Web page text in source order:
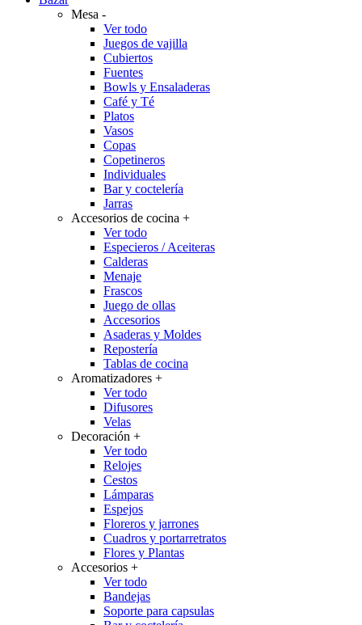
Mesa -
Ver todo
Juegos de vajilla
Cubiertos
Fuentes
Bowls y Ensaladeras
Café y Té
Platos
Vasos
Copas
Copetineros
Individuales
Bar y coctelería
Jarras
Accesorios de cocina +
Ver todo
Especieros / Aceiteras
Calderas
Menaje
Frascos
Juego de ollas
Accesorios
Asaderas y Moldes
Repostería
Tablas de cocina
Aromatizadores +
Ver todo
Difusores
Velas
Decoración +
Ver todo
Relojes
Cestos
Lámparas
Espejos
Floreros y jarrones
Cuadros y portarretratos
Flores y Plantas
Accesorios +
Ver todo
Bandejas
Soporte para capsulas